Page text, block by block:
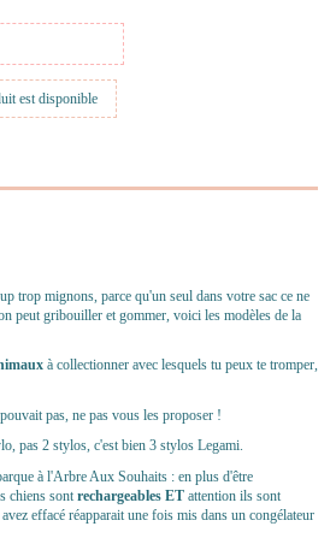
trop mignons, parce qu'un seul dans votre sac ce ne
peut gribouiller et gommer, voici les modèles de la
à collectionner avec lesquels tu peux te tromper,
pas, ne pas vous les proposer !
pas 2 stylos, c'est bien 3 stylos Legami.
à l'Arbre Aux Souhaits : en plus d'être
chiens sontrechargeables ET attention ils sont
effacé réapparait une fois mis dans un congélateur